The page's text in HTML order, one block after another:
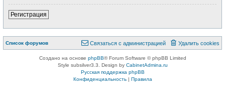
Регистрация
Список форумов Удалить cookies
Связаться с
Связаться с администрацией
Создано на основе phpBB® Forum Software © phpBB Limited
Style subsilver3.3. Design by CabinetAdmina.ru
Русская поддержка phpBB
Конфиденциальность| Правила